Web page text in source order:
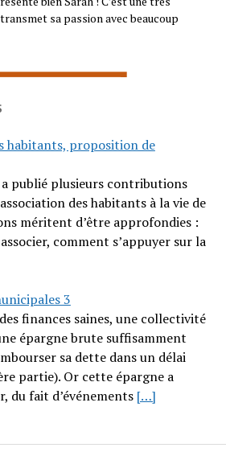
sa passion avec beaucoup
habitants, proposition de
a publié plusieurs contributions
des habitants à la vie de
méritent d’être approfondies :
comment s’appuyer sur la
3
finances saines, une collectivité
épargne brute suffisamment
sa dette dans un délai
partie). Or cette épargne a
du fait d’événements […]